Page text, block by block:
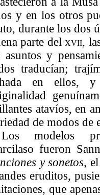
y en los otros
durante los dos
parte delxvii,
asuntos y
traducían;
en ellos,
atavíos, en
de modos de
Los modelos
fueron
y sonetos,
eruditos,
que